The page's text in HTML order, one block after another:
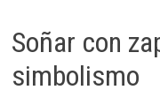
Soñar con
simbolismo